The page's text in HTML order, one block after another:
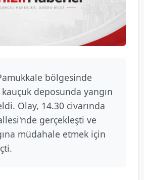
bölgesinde
deposunda yangın
Olay, 14.30 civarında
gerçekleşti ve
müdahale etmek için